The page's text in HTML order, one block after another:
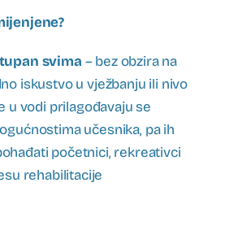
svima – bez obzira na
iskustvo u vježbanju ili nivo
u vodi prilagođavaju se
učesnika, pa ih
početnici, rekreativci
rehabilitacije